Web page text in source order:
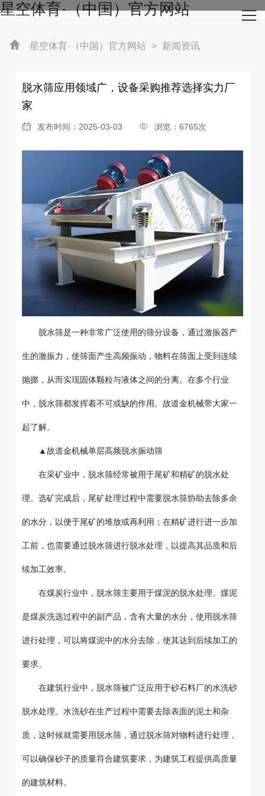
星空体育·（中国）官方网站
网站星空体育·（中国）官方网站
关于我们
成功案例
星空体育·（中国）官方网站-STARSKY SPORT
星空体育·（中国）官方网站 > 新闻资讯
脱水筛应用领域广，设备采购推荐选择实力厂
家
发布时间：2025-03-03 浏览：6765次
脱水筛是一种非常广泛使用的筛分设备，通过激振器产
生的激振力，使筛面产生高频振动，物料在筛面上受到连续
抛掷，从而实现固体颗粒与液体之间的分离。在多个行业
中，脱水筛都发挥着不可或缺的作用。故道金机械带大家一
起了解。
▲故道金机械单层高频脱水振动筛
在采矿业中，脱水筛经常被用于尾矿和精矿的脱水处
理。选矿完成后，尾矿处理过程中需要脱水筛协助去除多余
的水分，以便于尾矿的堆放或再利用；在精矿进行进一步加
工前，也需要通过脱水筛进行脱水处理，以提高其品质和后
续加工效率。
在煤炭行业中，脱水筛主要用于煤泥的脱水处理。煤泥
是煤炭洗选过程中的副产品，含有大量的水分，使用脱水筛
进行处理，可以将煤泥中的水分去除，使其达到后续加工的
要求。
在建筑行业中，脱水筛被广泛应用于砂石料厂的水洗砂
脱水处理。水洗砂在生产过程中需要去除表面的泥土和杂
质，这时候就需要用脱水筛，通过脱水筛对物料进行处理，
可以确保砂子的质量符合建筑要求，为建筑工程提供高质量
的建筑材料。